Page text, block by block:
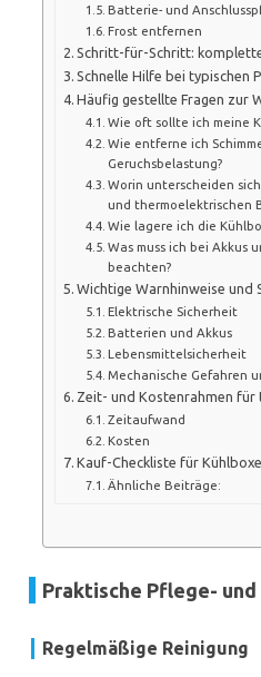
Batterie- und
Frost entfernen
Schritt-für-Schritt:
Schnelle Hilfe bei typischen
Häufig gestellte Fragen zur
Wie oft sollte ich meine
Wie entferne ich
Geruchsbelastung?
Worin unterscheiden
und thermoelektrischen
Wie lagere ich die
Was muss ich bei Akkus
beachten?
Wichtige Warnhinweise und
Elektrische Sicherheit
Batterien und Akkus
Lebensmittelsicherheit
Mechanische Gefahren
Zeit- und Kostenrahmen für
Zeitaufwand
Kosten
Kauf-Checkliste für
Ähnliche Beiträge:
Praktische Pflege-
Regelmäßige Reinigung